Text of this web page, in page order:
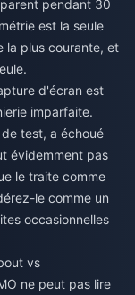
pendant 30
est la seule
la plus courante, et
d'écran est
imparfaite.
test, a échoué
évidemment pas
le traite comme
le comme un
occasionnelles
vs
ne peut pas lire